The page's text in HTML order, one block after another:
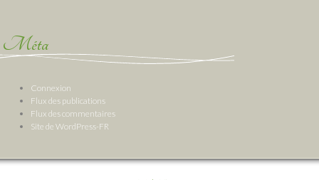
Méta
Connexion
Flux des publications
Flux des commentaires
Site de WordPress-FR